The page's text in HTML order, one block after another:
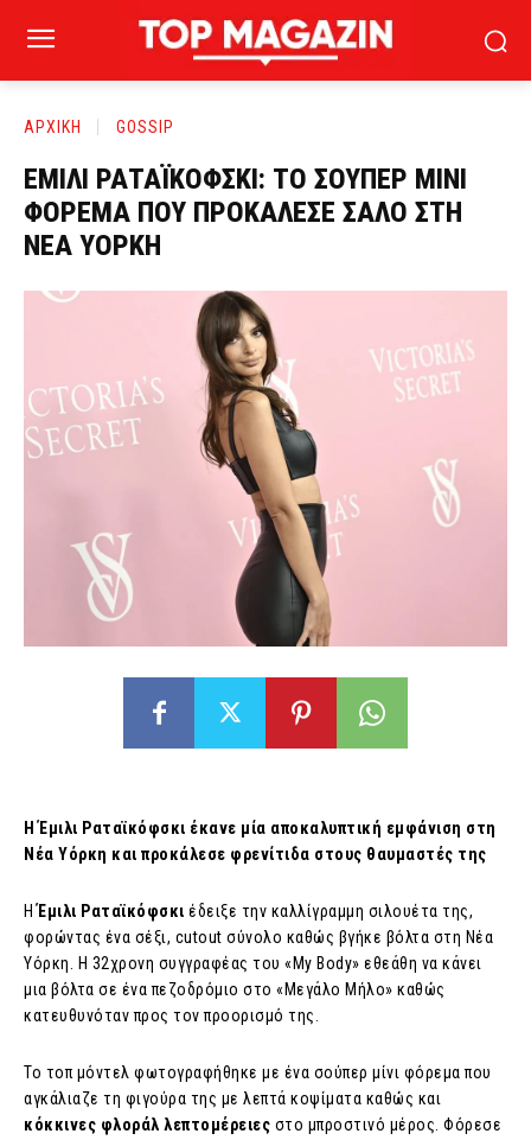
ΑΡΧΙΚΗ GOSSIP
ΕΜΙΛΙ ΡΑΤΑΪΚΟΦΣΚΙ: ΤΟ ΣΟΥΠΕΡ ΜΙΝΙ
ΦΟΡΕΜΑ ΠΟΥ ΠΡΟΚΑΛΕΣΕ ΣΑΛΟ ΣΤΗ
ΝΕΑ ΥΟΡΚΗ
Η Έμιλι Ραταϊκόφσκι έκανε μία αποκαλυπτική εμφάνιση στη
Νέα Υόρκη και προκάλεσε φρενίτιδα στους θαυμαστές της
Η Έμιλι Ραταϊκόφσκι έδειξε την καλλίγραμμη σιλουέτα της,
φορώντας ένα σέξι, cutout σύνολο καθώς βγήκε βόλτα στη Νέα
Υόρκη. Η 32χρονη συγγραφέας του «My Body» εθεάθη να κάνει
μια βόλτα σε ένα πεζοδρόμιο στο «Mεγάλο Μήλο» καθώς
κατευθυνόταν προς τον προορισμό της.
Το τοπ μόντελ φωτογραφήθηκε με ένα σούπερ μίνι φόρεμα που
αγκάλιαζε τη φιγούρα της με λεπτά κοψίματα καθώς και
κόκκινες φλοράλ λεπτομέρειες στο μπροστινό μέρος. Φόρεσε